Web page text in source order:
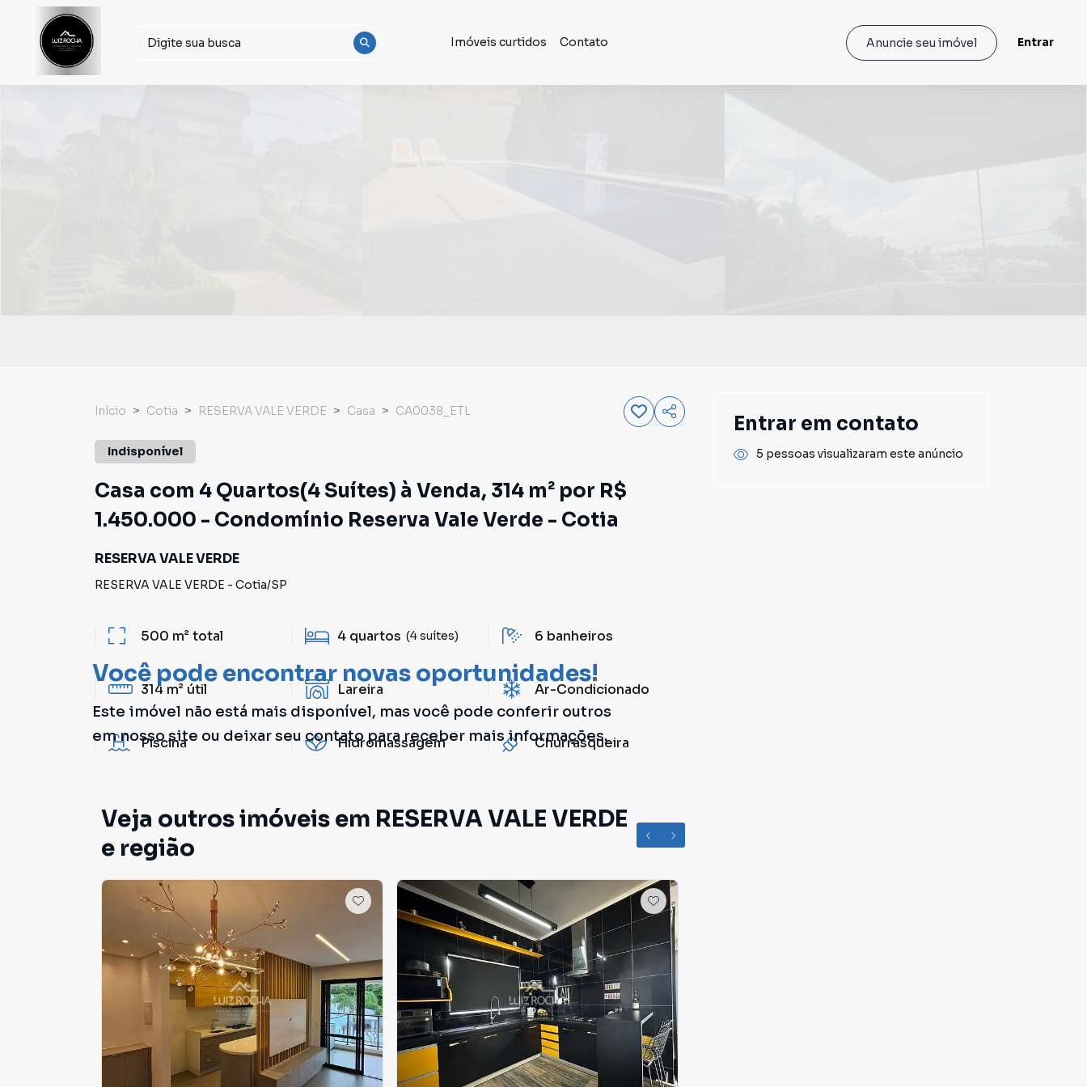
Imóveis curtidos Contato Anuncie seu imóvel Entrar
Você pode encontrar novas oportunidades!
Este imóvel não está mais disponível, mas você pode conferir outros
em nosso site ou deixar seu contato para receber mais informações.
Início Cotia RESERVA VALE VERDE Casa CA0038_ETL
Indisponível
Casa com 4 Quartos(4 Suítes) à Venda, 314 m² por R$
1.450.000 - Condomínio Reserva Vale Verde - Cotia
RESERVA VALE VERDE
RESERVA VALE VERDE - Cotia/SP
500 m²total 4 quartos (4 suítes) 6 banheiros
314 m² útil Lareira Ar-Condicionado
Piscina Hidromassagem Churrasqueira
Veja outros imóveis em RESERVA VALE VERDE
e região
Entrar em contato
5 pessoas visualizaram este anúncio